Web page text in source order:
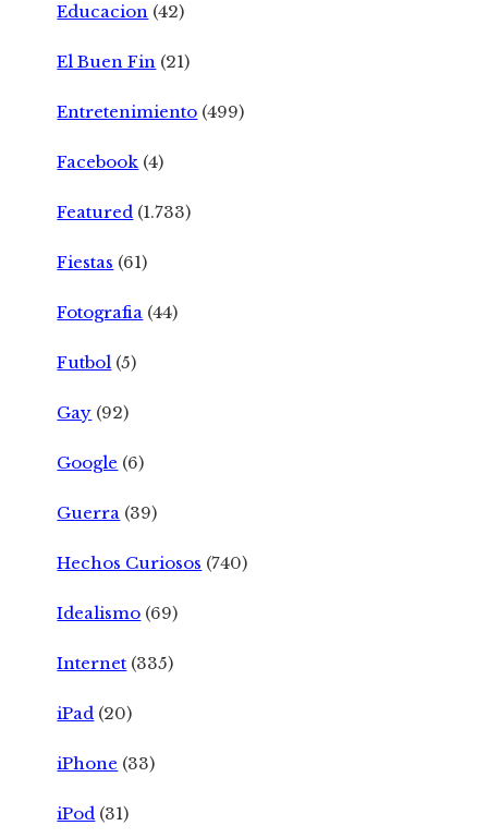
Educacion (42)
El Buen Fin (21)
Entretenimiento (499)
Facebook (4)
Featured (1.733)
Fiestas (61)
Fotografia (44)
Futbol (5)
Gay (92)
Google (6)
Guerra (39)
Hechos Curiosos (740)
Idealismo (69)
Internet (335)
iPad (20)
iPhone (33)
iPod (31)